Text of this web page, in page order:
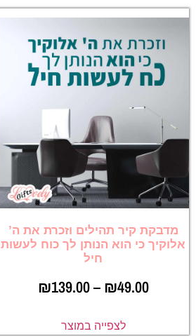
מדבקת קיר תהילים וזכרת את ה’
אלוקיך כי הוא הנותן לך כוח לעשות
חיל
₪49.00
–
₪139.00
לצפייה במוצר